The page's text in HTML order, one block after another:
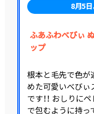
8月5日
ふあふわべびぃ
ップ
根本と毛先で色が
めた可愛いべび
です！！ おしりに
で包むように持っ